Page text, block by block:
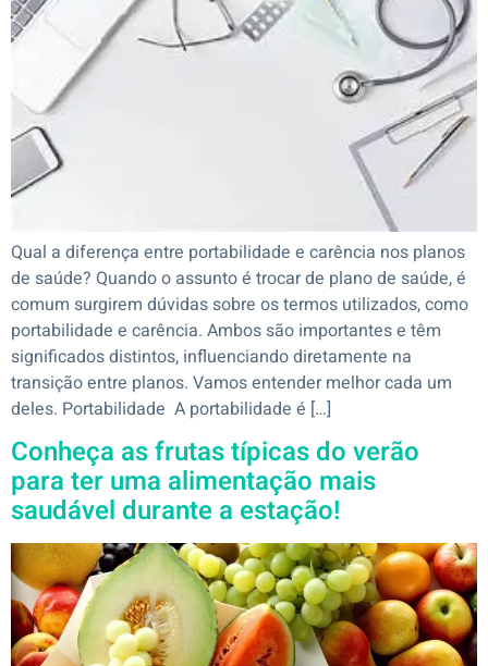
Qual a diferença entre portabilidade e carência nos planos
de saúde? Quando o assunto é trocar de plano de saúde, é
comum surgirem dúvidas sobre os termos utilizados, como
portabilidade e carência. Ambos são importantes e têm
significados distintos, influenciando diretamente na
transição entre planos. Vamos entender melhor cada um
deles. Portabilidade A portabilidade é […]
Conheça as frutas típicas do verão
para ter uma alimentação mais
saudável durante a estação!